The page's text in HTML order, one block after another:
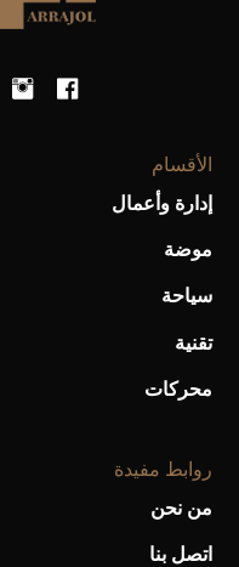
أحذية Mary Jane: ترف وأناقة للرجال
الأقسام
إدارة وأعمال
موضة
سياحة
تقنية
محركات
روابط مفيدة
من نحن
اتصل بنا